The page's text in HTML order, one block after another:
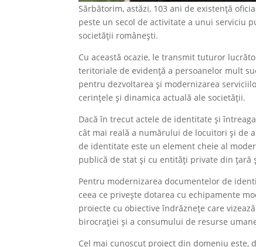
Sărbătorim, astăzi, 103 ani de existență
peste un secol de activitate a unui serviciu
societății românești.
Cu această ocazie, le transmit tuturor
teritoriale de evidență a persoanelor mult
pentru dezvoltarea și modernizarea
cerințele și dinamica actuală ale societății.
Dacă în trecut actele de identitate și
cât mai reală a numărului de locuitori și de
de identitate este un element cheie al
publică de stat și cu entități private din țară
Pentru modernizarea documentelor de
ceea ce privește dotarea cu echipamente
proiecte cu obiective îndrăznețe care
birocrației și a consumului de resurse
Cel mai cunoscut proiect din domeniu este,